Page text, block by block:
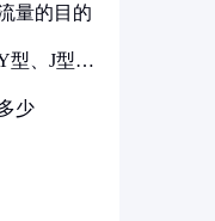
量的目的
型、J型、
少